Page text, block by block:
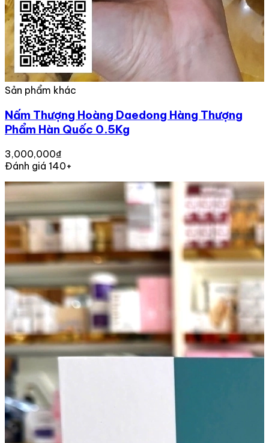
Sản phẩm khác
Nấm Thượng Hoàng Daedong Hàng Thượng
Phẩm Hàn Quốc 0.5Kg
3,000,000₫
Đánh giá 140+